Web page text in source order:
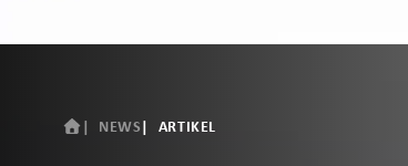
NEWS ARTIKEL